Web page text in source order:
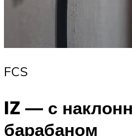
FCS
IZ — с
барабаном